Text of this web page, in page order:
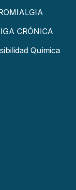
CRÓNICA
Química